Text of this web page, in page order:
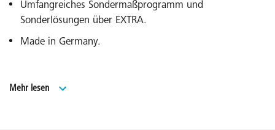
Umfangreiches Sondermaßprogramm und
Sonderlösungen über EXTRA.
Made in Germany.
Geprüft nach DIN EN 14428 (CE) und PPP 53005
Mehr lesen